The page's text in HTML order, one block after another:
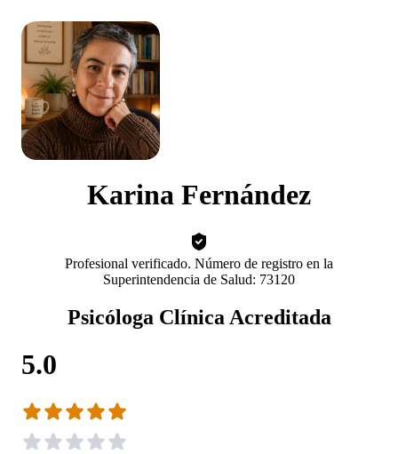
Karina Fernández
Profesional verificado. Número de registro en la
Superintendencia de Salud: 73120
Psicóloga Clínica Acreditada
5.0